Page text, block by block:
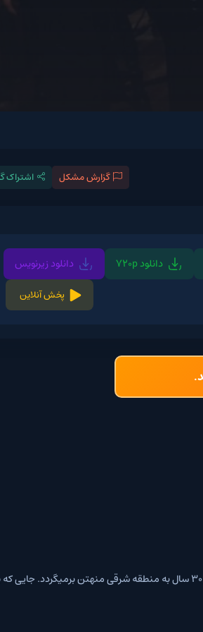
گزارش مشکل اشتراک گذاری
دانلود زیرنویس
دنیرو و کارگردانی سرجیو لئونه که نامزد 2 جایزه گلدن گلاب شد داستان یک گانگستر سابق بعد از 30 سال به منطقه شرقی منهتن برمیگردد. جایی که باید با